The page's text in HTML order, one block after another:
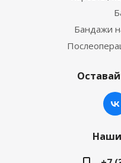
Бандажи